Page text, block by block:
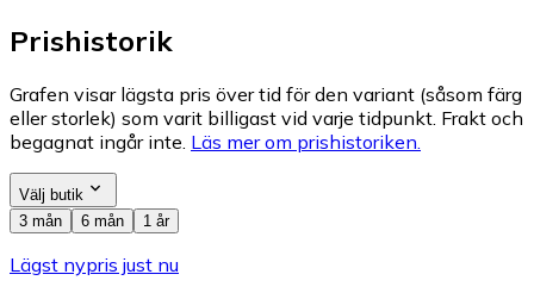
Prishistorik
Grafen visar lägsta pris över tid för den variant (såsom färg
eller storlek) som varit billigast vid varje tidpunkt. Frakt och
begagnat ingår inte. Läs mer om prishistoriken.
Välj butik
3 mån
6 mån 1 år
Lägst nypris just nu